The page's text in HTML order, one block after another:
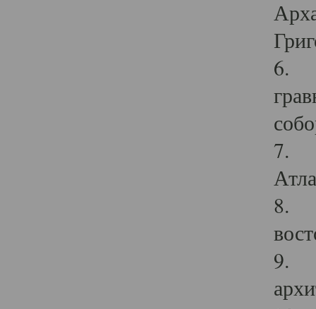
6.
7.
8.
9.